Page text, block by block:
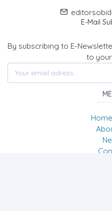
E-Mail
By subscribing to E-
to